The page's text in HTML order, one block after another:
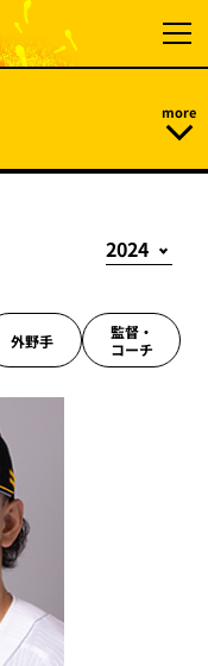
外野手
監督・
コーチ